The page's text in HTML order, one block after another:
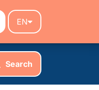
EN
Search